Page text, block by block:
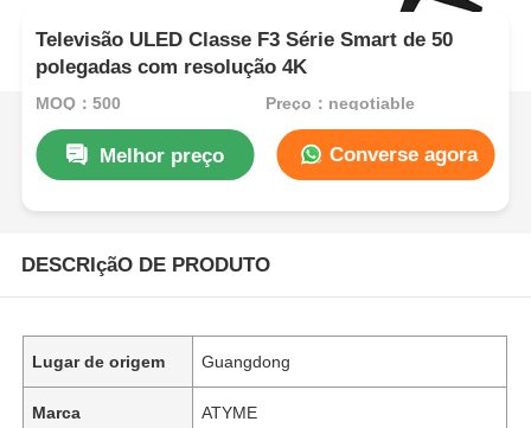
Televisão ULED Classe F3 Série Smart de 50
polegadas com resolução 4K
MOQ：500 Preço：negotiable
Melhor preço Converse agora
DESCRIçãO DE PRODUTO
Lugar de origem Guangdong
Marca ATYME